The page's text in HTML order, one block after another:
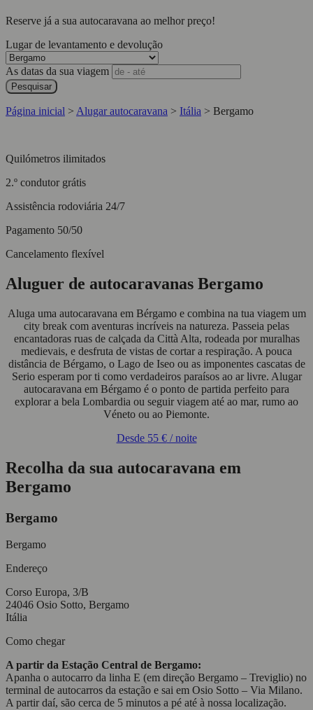
Reserve já a sua autocaravana ao melhor preço!
Lugar de levantamento e devolução
As datas da sua viagem
Pesquisar
Página inicial > Alugar autocaravana > Itália > Bergamo
Quilómetros ilimitados
2.º condutor grátis
Assistência rodoviária 24/7
Pagamento 50/50
Cancelamento flexível
Aluguer de autocaravanas Bergamo
Aluga uma autocaravana em Bérgamo e combina na tua viagem um
city break com aventuras incríveis na natureza. Passeia pelas
encantadoras ruas de calçada da Città Alta, rodeada por muralhas
medievais, e desfruta de vistas de cortar a respiração. A pouca
distância de Bérgamo, o Lago de Iseo ou as imponentes cascatas de
Serio esperam por ti como verdadeiros paraísos ao ar livre. Alugar
autocaravana em Bérgamo é o ponto de partida perfeito para
explorar a bela Lombardia ou seguir viagem até ao mar, rumo ao
Véneto ou ao Piemonte.
Desde 55 €/ noite
Recolha da sua autocaravana em
Bergamo
Bergamo
Bergamo
Endereço
Corso Europa, 3/B
24046 Osio Sotto, Bergamo
Itália
Como chegar
A partir da Estação Central de Bergamo:
Apanha o autocarro da linha E (em direção Bergamo – Treviglio) no
terminal de autocarros da estação e sai em Osio Sotto – Via Milano.
A partir daí, são cerca de 5 minutos a pé até à nossa localização.